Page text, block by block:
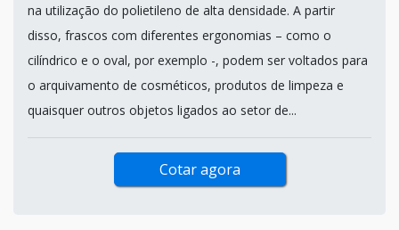
na utilização do polietileno de alta densidade. A partir
disso, frascos com diferentes ergonomias – como o
cilíndrico e o oval, por exemplo -, podem ser voltados para
o arquivamento de cosméticos, produtos de limpeza e
quaisquer outros objetos ligados ao setor de...
Cotar agora